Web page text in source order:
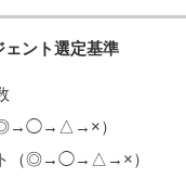
ェント選定基準
◎→◯→△→×）
ト（◎→◯→△→×）